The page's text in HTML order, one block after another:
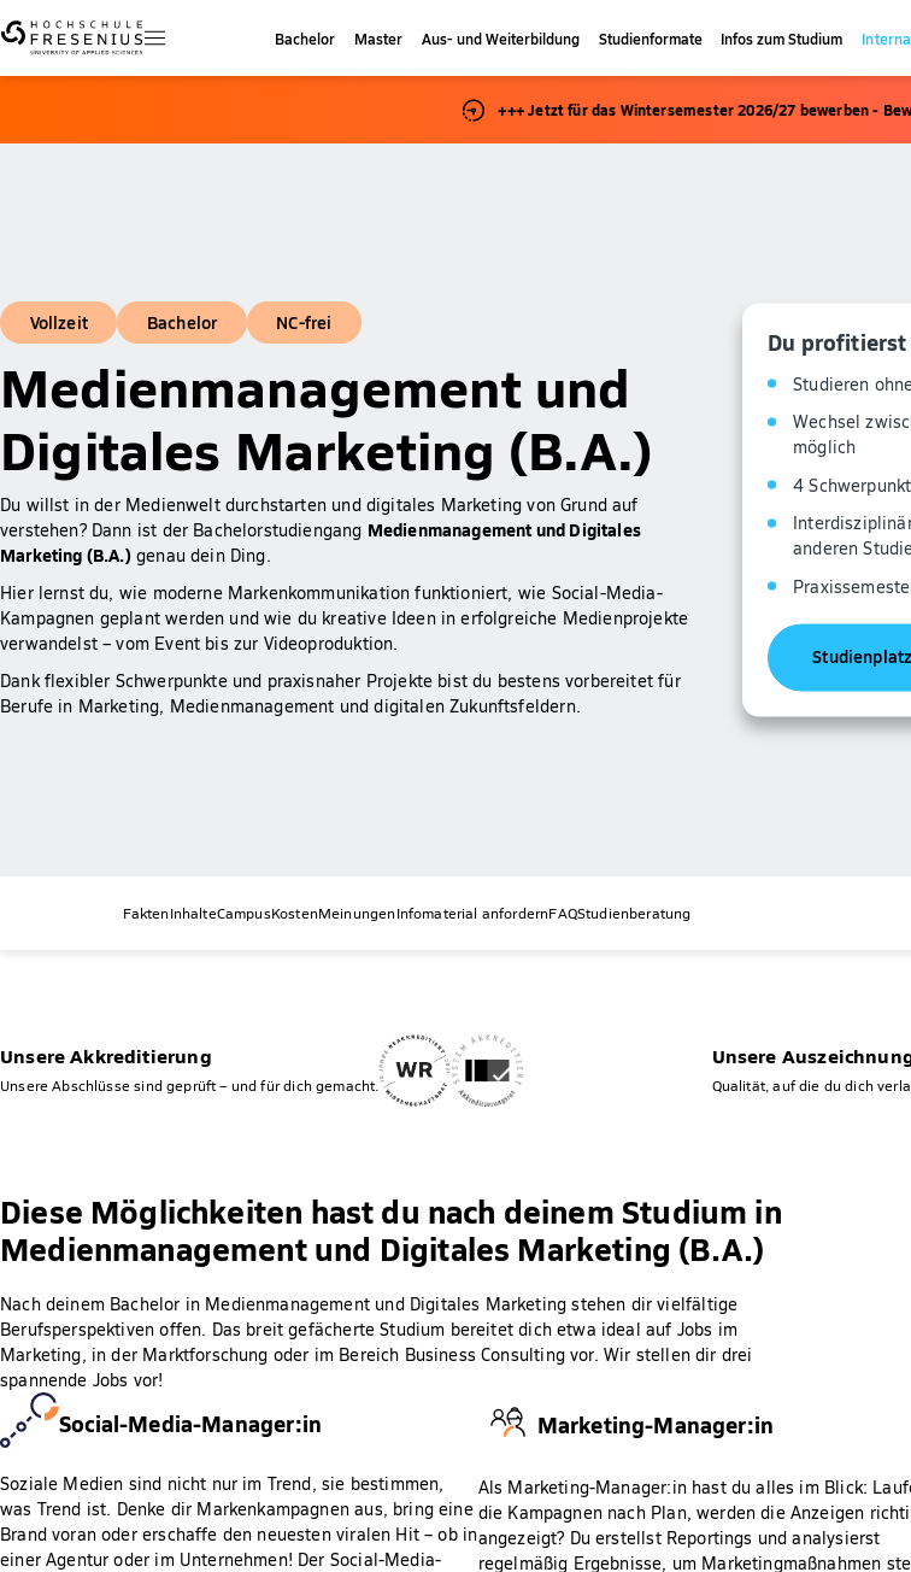
Bachelor Master Aus- und Weiterbildung Studienformate Infos zum Studium
+++ Jetzt für das Wintersemester 2026/27 bewerben -
Vollzeit Bachelor NC-frei
Medienmanagement und
Digitales Marketing (B.A.)
Du willst in der Medienwelt durchstarten und digitales Marketing von Grund auf
verstehen? Dann ist der Bachelorstudiengang Medienmanagement und Digitales
Marketing (B.A.)genau dein Ding.
Hier lernst du, wie moderne Markenkommunikation funktioniert, wie Social-Media-
Kampagnen geplant werden und wie du kreative Ideen in erfolgreiche Medienprojekte
verwandelst – vom Event bis zur Videoproduktion.
Dank flexibler Schwerpunkte und praxisnaher Projekte bist du bestens vorbereitet für
Berufe in Marketing, Medienmanagement und digitalen Zukunftsfeldern.
Du profitierst
Studieren
Wechsel
möglich
4
anderen
FaktenInhalteCampusKostenMeinungenInfomaterial anfordernFAQStudienberatung
Unsere Akkreditierung
Unsere Abschlüsse sind geprüft – und für dich gemacht.
Unsere
Qualität, auf die du dich
Diese Möglichkeiten hast du nach deinem Studium in
Medienmanagement und Digitales Marketing (B.A.)
Nach deinem Bachelor in Medienmanagement und Digitales Marketing stehen dir vielfältige
Berufsperspektiven offen. Das breit gefächerte Studium bereitet dich etwa ideal auf Jobs im
Marketing, in der Marktforschung oder im Bereich Business Consulting vor. Wir stellen dir drei
spannende Jobs vor!
Social-Media-Manager:in
Soziale Medien sind nicht nur im Trend, sie bestimmen,
was Trend ist. Denke dir Markenkampagnen aus, bring eine
Brand voran oder erschaffe den neuesten viralen Hit – ob in
einer Agentur oder im Unternehmen! Der Social-Media-
Marketing-Manager:in
Als Marketing-Manager:in hast du alles im Blick:
die Kampagnen nach Plan, werden die Anzeigen
angezeigt? Du erstellst Reportings und analysierst
regelmäßig Ergebnisse, um Marketingmaßnahmen